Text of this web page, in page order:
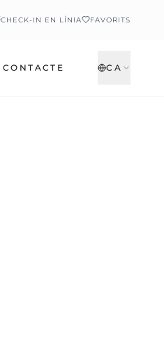
CHECK-IN EN LÍNIA FAVORITS
CONTACTE CA